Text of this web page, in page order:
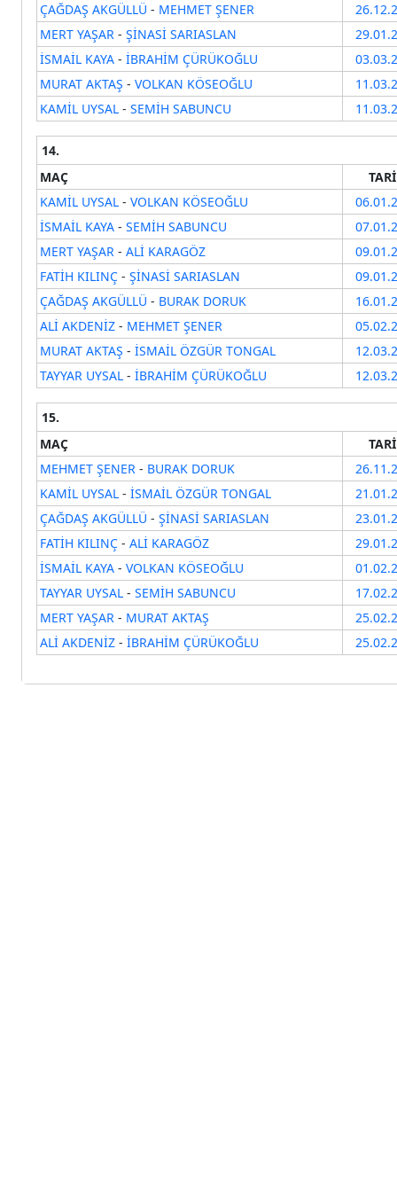
ÇAĞDAŞ AKGÜLLÜ - MEHMET ŞENER
MERT YAŞAR - ŞİNASİ SARIASLAN
İSMAİL KAYA - İBRAHİM ÇÜRÜKOĞLU
MURAT AKTAŞ - VOLKAN KÖSEOĞLU
KAMİL UYSAL - SEMİH SABUNCU
14.
MAÇ
KAMİL UYSAL - VOLKAN KÖSEOĞLU
İSMAİL KAYA - SEMİH SABUNCU
MERT YAŞAR - ALİ KARAGÖZ
FATİH KILINÇ - ŞİNASİ SARIASLAN
ÇAĞDAŞ AKGÜLLÜ - BURAK DORUK
ALİ AKDENİZ - MEHMET ŞENER
MURAT AKTAŞ - İSMAİL ÖZGÜR TONGAL
TAYYAR UYSAL - İBRAHİM ÇÜRÜKOĞLU
15.
MAÇ
MEHMET ŞENER - BURAK DORUK
KAMİL UYSAL - İSMAİL ÖZGÜR TONGAL
ÇAĞDAŞ AKGÜLLÜ - ŞİNASİ SARIASLAN
FATİH KILINÇ - ALİ KARAGÖZ
İSMAİL KAYA - VOLKAN KÖSEOĞLU
TAYYAR UYSAL - SEMİH SABUNCU
MERT YAŞAR - MURAT AKTAŞ
ALİ AKDENİZ - İBRAHİM ÇÜRÜKOĞLU